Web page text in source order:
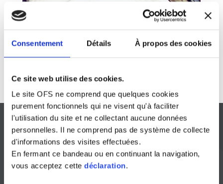
Consentement Détails À propos des cookies
Ce site web utilise des cookies.
Le site OFS ne comprend que quelques cookies
purement fonctionnels qui ne visent qu'à faciliter
l'utilisation du site et ne collectant aucune données
personnelles. Il ne comprend pas de système de collecte
d'informations des visites effectuées.
En fermant ce bandeau ou en continuant la navigation,
vous acceptez cette déclaration.